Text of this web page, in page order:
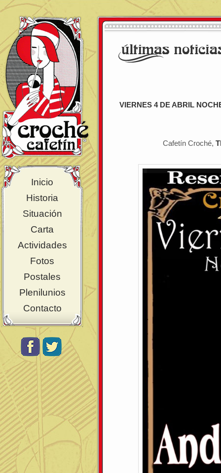
Inicio
Historia
Situación
Carta
Actividades
Fotos
Postales
Plenilunios
Contacto
VIERNES 4 DE ABRIL
Cafetín Croché,